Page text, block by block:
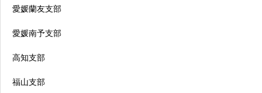
愛媛蘭友支部
愛媛南予支部
高知支部
福山支部